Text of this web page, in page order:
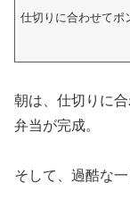
仕切りに合わせてポ
朝は、仕切りに
弁当が完成。
そして、過酷な